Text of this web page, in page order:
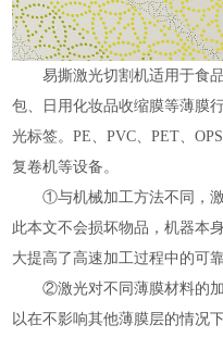
易撕激光切割机适用于食
包、日用化妆品收缩膜等薄膜
光标签。PE、PVC、PET、
复卷机等设备。
①与机械加工方法不同，
此本文不会损坏物品，机器本
大提高了高速加工过程中的可靠
②激光对不同薄膜材料的
以在不影响其他薄膜层的情况